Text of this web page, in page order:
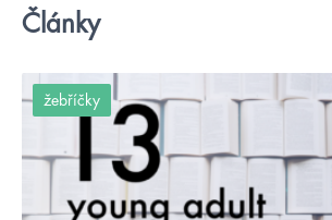
Články
žebříčky